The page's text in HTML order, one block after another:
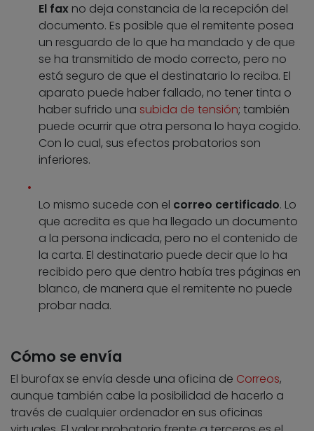
El fax no deja constancia de la recepción del
documento. Es posible que el remitente posea
un resguardo de lo que ha mandado y de que
se ha transmitido de modo correcto, pero no
está seguro de que el destinatario lo reciba. El
aparato puede haber fallado, no tener tinta o
haber sufrido una subida de tensión; también
puede ocurrir que otra persona lo haya cogido.
Con lo cual, sus efectos probatorios son
inferiores.
Lo mismo sucede con el correo certificado. Lo
que acredita es que ha llegado un documento
a la persona indicada, pero no el contenido de
la carta. El destinatario puede decir que lo ha
recibido pero que dentro había tres páginas en
blanco, de manera que el remitente no puede
probar nada.
Cómo se envía
El burofax se envía desde una oficina de Correos,
aunque también cabe la posibilidad de hacerlo a
través de cualquier ordenador en sus oficinas